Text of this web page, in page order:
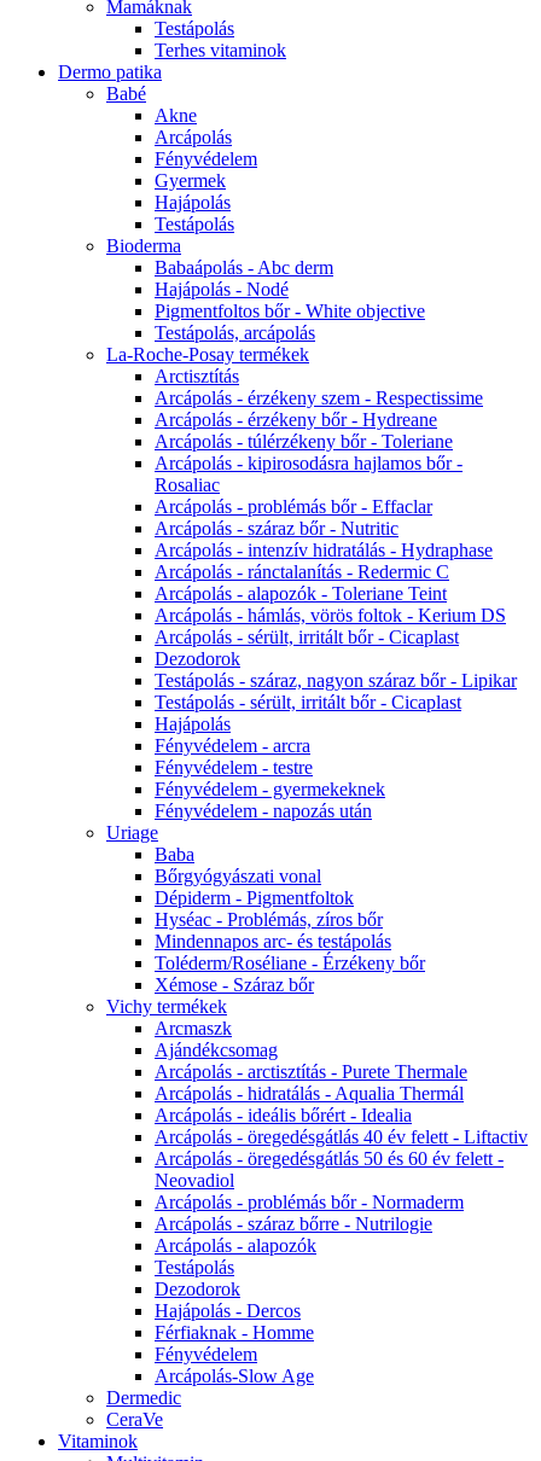
Mamáknak
Testápolás
Terhes vitaminok
Dermo patika
Babé
Akne
Arcápolás
Fényvédelem
Gyermek
Hajápolás
Testápolás
Bioderma
Babaápolás - Abc derm
Hajápolás - Nodé
Pigmentfoltos bőr - White objective
Testápolás, arcápolás
La-Roche-Posay termékek
Arctisztítás
Arcápolás - érzékeny szem - Respectissime
Arcápolás - érzékeny bőr - Hydreane
Arcápolás - túlérzékeny bőr - Toleriane
Arcápolás - kipirosodásra hajlamos bőr -
Rosaliac
Arcápolás - problémás bőr - Effaclar
Arcápolás - száraz bőr - Nutritic
Arcápolás - intenzív hidratálás - Hydraphase
Arcápolás - ránctalanítás - Redermic C
Arcápolás - alapozók - Toleriane Teint
Arcápolás - hámlás, vörös foltok - Kerium DS
Arcápolás - sérült, irritált bőr - Cicaplast
Dezodorok
Testápolás - száraz, nagyon száraz bőr - Lipikar
Testápolás - sérült, irritált bőr - Cicaplast
Hajápolás
Fényvédelem - arcra
Fényvédelem - testre
Fényvédelem - gyermekeknek
Fényvédelem - napozás után
Uriage
Baba
Bőrgyógyászati vonal
Dépiderm - Pigmentfoltok
Hyséac - Problémás, zíros bőr
Mindennapos arc- és testápolás
Toléderm/Roséliane - Érzékeny bőr
Xémose - Száraz bőr
Vichy termékek
Arcmaszk
Ajándékcsomag
Arcápolás - arctisztítás - Purete Thermale
Arcápolás - hidratálás - Aqualia Thermál
Arcápolás - ideális bőrért - Idealia
Arcápolás - öregedésgátlás 40 év felett - Liftactiv
Arcápolás - öregedésgátlás 50 és 60 év felett -
Neovadiol
Arcápolás - problémás bőr - Normaderm
Arcápolás - száraz bőrre - Nutrilogie
Arcápolás - alapozók
Testápolás
Dezodorok
Hajápolás - Dercos
Férfiaknak - Homme
Fényvédelem
Arcápolás-Slow Age
Dermedic
CeraVe
Vitaminok